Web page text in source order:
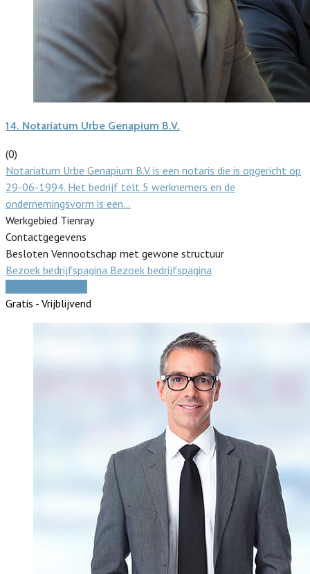
14. Notariatum Urbe Genapium B.V.
(0)
Notariatum Urbe Genapium B.V. is een notaris die is opgericht op
29-06-1994. Het bedrijf telt 5 werknemers en de
ondernemingsvorm is een…
Werkgebied Tienray
Contactgegevens
Besloten Vennootschap met gewone structuur
Bezoek bedrijfspagina Bezoek bedrijfspagina
Gratis - Vrijblijvend